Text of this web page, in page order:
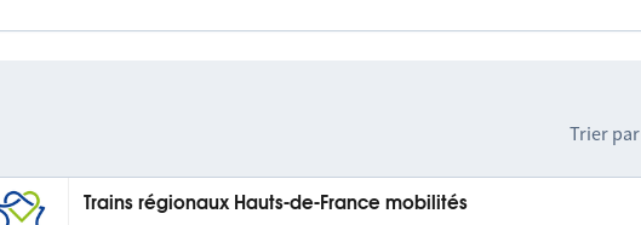
Trier par
Trains régionaux Hauts-de-France mobilités